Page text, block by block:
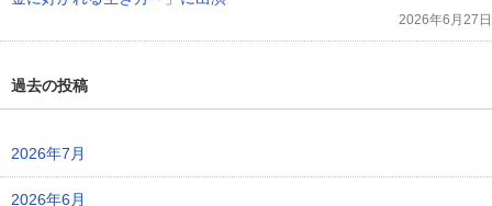
2026年6月27日
過去の投稿
2026年7月
2026年6月